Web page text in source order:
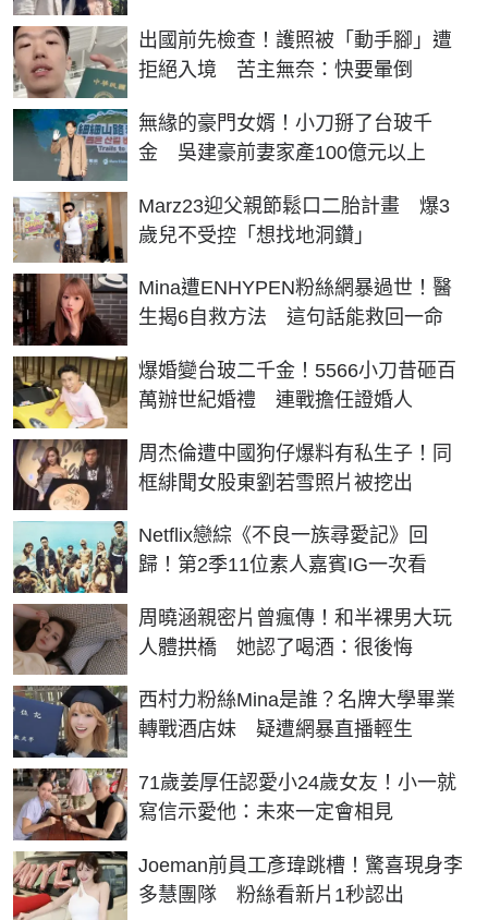
出國前先檢查！護照被「動手腳」遭
拒絕入境 苦主無奈：快要暈倒
無緣的豪門女婿！小刀掰了台玻千
金 吳建豪前妻家產100億元以上
Marz23迎父親節鬆口二胎計畫 爆3
歲兒不受控「想找地洞鑽」
Mina遭ENHYPEN粉絲網暴過世！醫
生揭6自救方法 這句話能救回一命
爆婚變台玻二千金！5566小刀昔砸百
萬辦世紀婚禮 連戰擔任證婚人
周杰倫遭中國狗仔爆料有私生子！同
框緋聞女股東劉若雪照片被挖出
Netflix戀綜《不良一族尋愛記》回
歸！第2季11位素人嘉賓IG一次看
周曉涵親密片曾瘋傳！和半裸男大玩
人體拱橋 她認了喝酒：很後悔
西村力粉絲Mina是誰？名牌大學畢業
轉戰酒店妹 疑遭網暴直播輕生
71歲姜厚任認愛小24歲女友！小一就
寫信示愛他：未來一定會相見
Joeman前員工彥瑋跳槽！驚喜現身李
多慧團隊 粉絲看新片1秒認出